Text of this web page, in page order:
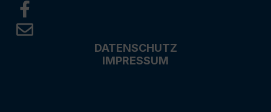
DATENSCHUTZ
IMPRESSUM